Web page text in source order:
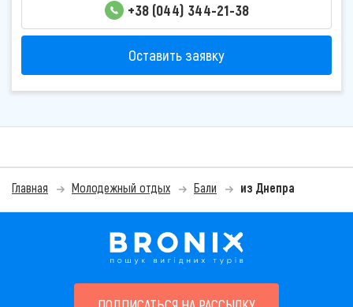
+38 (044) 344-21-38
Оставить заявку
Главная Молодежный отдых Бали из Днепра